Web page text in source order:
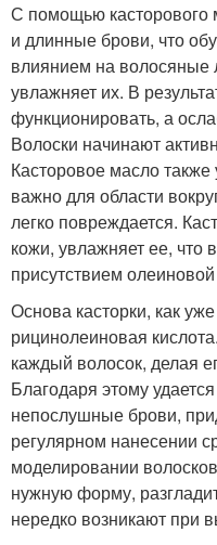
С помощью касторового
и длинные брови, что
влиянием на волосяные
увлажняет их. В
функционировать, а
Волоски начинают
Касторовое масло
важно для области
легко повреждается.
кожи, увлажняет ее, что
присутствием
Основа касторки, как
рицинолеиновая
каждый волосок, делая
Благодаря этому
непослушные брови,
регулярном нанесении
моделировании
нужную форму,
нередко возникают при